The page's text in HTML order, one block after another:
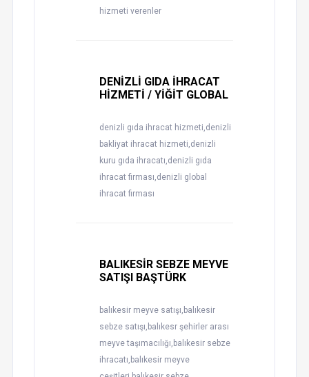
hizmeti verenler
DENİZLİ GIDA İHRACAT
HİZMETİ / YİĞİT GLOBAL
denizli gıda ihracat hizmeti,denizli
bakliyat ihracat hizmeti,denizli
kuru gıda ihracatı,denizli gıda
ihracat firması,denizli global
ihracat firması
BALIKESİR SEBZE MEYVE
SATIŞI BAŞTÜRK
balıkesir meyve satışı,balıkesir
sebze satışı,balıkesr şehirler arası
meyve taşımacılığı,balıkesir sebze
ihracatı,balıkesir meyve